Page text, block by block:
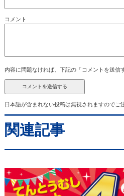
コメント
内容に問題なければ、下記の「コメントを送信
日本語が含まれない投稿は無視されますのでご
関連記事